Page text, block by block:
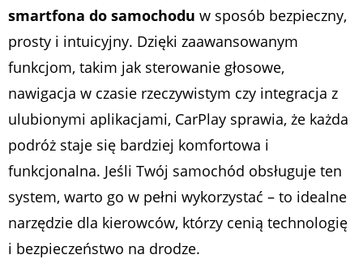
smartfona do samochodu w sposób bezpieczny,
prosty i intuicyjny. Dzięki zaawansowanym
funkcjom, takim jak sterowanie głosowe,
nawigacja w czasie rzeczywistym czy integracja z
ulubionymi aplikacjami, CarPlay sprawia, że każda
podróż staje się bardziej komfortowa i
funkcjonalna. Jeśli Twój samochód obsługuje ten
system, warto go w pełni wykorzystać – to idealne
narzędzie dla kierowców, którzy cenią technologię
i bezpieczeństwo na drodze.